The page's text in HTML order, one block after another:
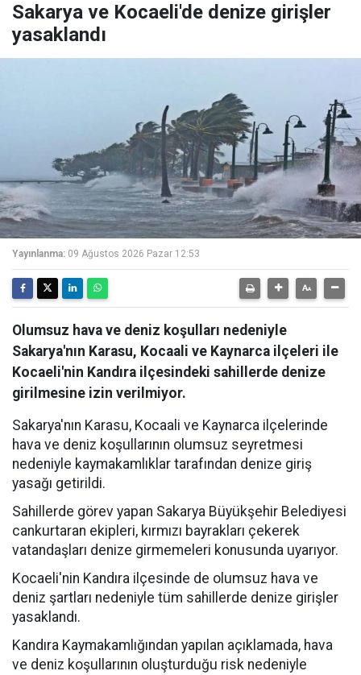
Sakarya ve Kocaeli'de denize girişler
yasaklandı
Yayınlanma: 09 Ağustos 2026 Pazar 12:53
Olumsuz hava ve deniz koşulları nedeniyle
Sakarya'nın Karasu, Kocaali ve Kaynarca ilçeleri ile
Kocaeli'nin Kandıra ilçesindeki sahillerde denize
girilmesine izin verilmiyor.
Sakarya'nın Karasu, Kocaali ve Kaynarca ilçelerinde
hava ve deniz koşullarının olumsuz seyretmesi
nedeniyle kaymakamlıklar tarafından denize giriş
yasağı getirildi.
Sahillerde görev yapan Sakarya Büyükşehir Belediyesi
cankurtaran ekipleri, kırmızı bayrakları çekerek
vatandaşları denize girmemeleri konusunda uyarıyor.
Kocaeli'nin Kandıra ilçesinde de olumsuz hava ve
deniz şartları nedeniyle tüm sahillerde denize girişler
yasaklandı.
Kandıra Kaymakamlığından yapılan açıklamada, hava
ve deniz koşullarının oluşturduğu risk nedeniyle